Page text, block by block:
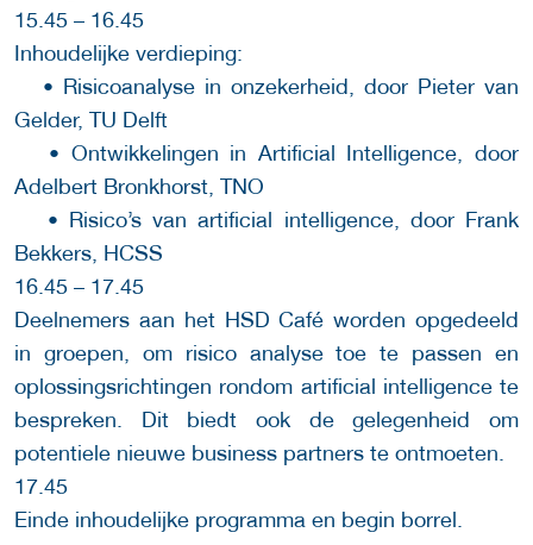
15.45 – 16.45
Inhoudelijke verdieping:
• Risicoanalyse in onzekerheid, door Pieter van
Gelder, TU Delft
• Ontwikkelingen in Artificial Intelligence, door
Adelbert Bronkhorst, TNO
• Risico’s van artificial intelligence, door Frank
Bekkers, HCSS
16.45 – 17.45
Deelnemers aan het HSD Café worden opgedeeld
in groepen, om risico analyse toe te passen en
oplossingsrichtingen rondom artificial intelligence te
bespreken. Dit biedt ook de gelegenheid om
potentiele nieuwe business partners te ontmoeten.
17.45
Einde inhoudelijke programma en begin borrel.